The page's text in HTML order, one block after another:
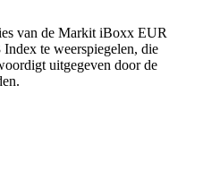
van de Markit iBoxx EUR
te weerspiegelen, die
uitgegeven door de